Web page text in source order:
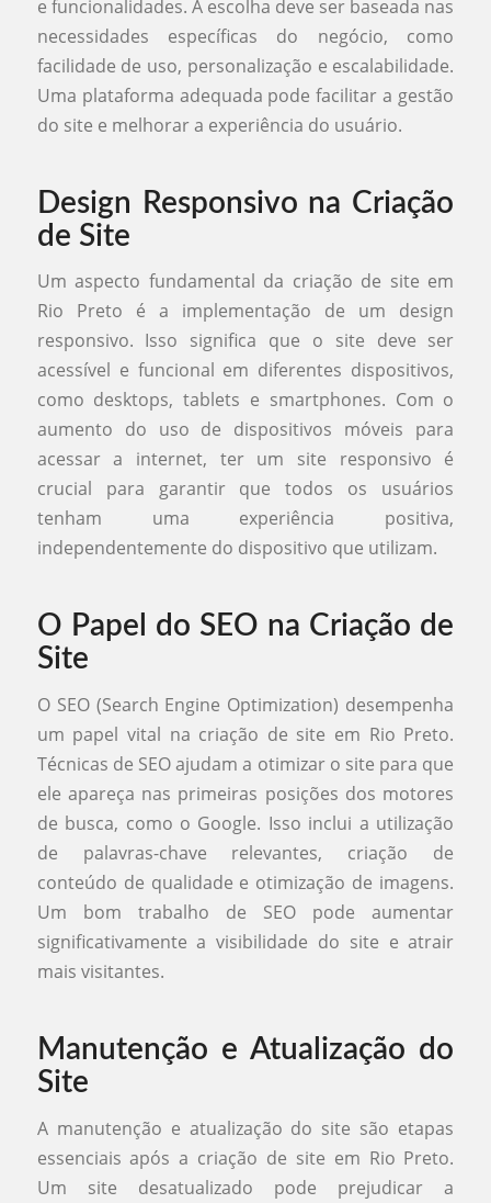
e funcionalidades. A escolha deve ser baseada nas
necessidades específicas do negócio, como
facilidade de uso, personalização e escalabilidade.
Uma plataforma adequada pode facilitar a gestão
do site e melhorar a experiência do usuário.
Design Responsivo na Criação
de Site
Um aspecto fundamental da criação de site em
Rio Preto é a implementação de um design
responsivo. Isso significa que o site deve ser
acessível e funcional em diferentes dispositivos,
como desktops, tablets e smartphones. Com o
aumento do uso de dispositivos móveis para
acessar a internet, ter um site responsivo é
crucial para garantir que todos os usuários
tenham uma experiência positiva,
independentemente do dispositivo que utilizam.
O Papel do SEO na Criação de
Site
O SEO (Search Engine Optimization) desempenha
um papel vital na criação de site em Rio Preto.
Técnicas de SEO ajudam a otimizar o site para que
ele apareça nas primeiras posições dos motores
de busca, como o Google. Isso inclui a utilização
de palavras-chave relevantes, criação de
conteúdo de qualidade e otimização de imagens.
Um bom trabalho de SEO pode aumentar
significativamente a visibilidade do site e atrair
mais visitantes.
Manutenção e Atualização do
Site
A manutenção e atualização do site são etapas
essenciais após a criação de site em Rio Preto.
Um site desatualizado pode prejudicar a